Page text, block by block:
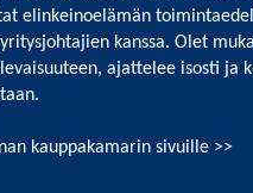
elinkeinoelämän
kanssa. Olet
ajattelee isosti ja
kauppakamarin sivuille >>